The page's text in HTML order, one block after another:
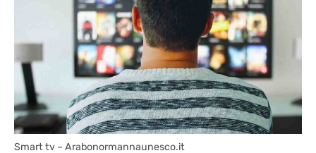
Smart tv – Arabonormannaunesco.it